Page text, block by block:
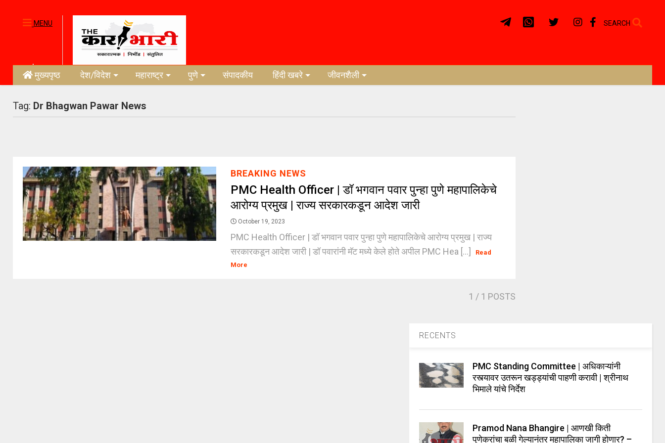
MENU SEARCH
मुख्यपृष्ठ देश/विदेश महाराष्ट्र पुणे संपादकीय हिंदी खबरे जीवनशैली
Tag: Dr Bhagwan Pawar News
BREAKING NEWS
PMC Health Officer | डॉ भगवान पवार पुन्हा पुणे महापालिकेचे
आरोग्य प्रमुख | राज्य सरकारकडून आदेश जारी
October 19, 2023
PMC Health Officer | डॉ भगवान पवार पुन्हा पुणे महापालिकेचे आरोग्य प्रमुख | राज्य
सरकारकडून आदेश जारी | डॉ पवारांनी मॅट मध्ये केले होते अपील PMC Hea [...]
Read
More
1 / 1 POSTS
RECENTS
PMC Standing Committee | अधिकाऱ्यांनी
रस्त्यावर उतरून खड्ड्यांची पाहणी करावी | श्रीनाथ
भिमाले यांचे निर्देश
Pramod Nana Bhangire | आणखी किती
पुणेकरांचा बळी गेल्यानंतर महापालिका जागी होणार? –